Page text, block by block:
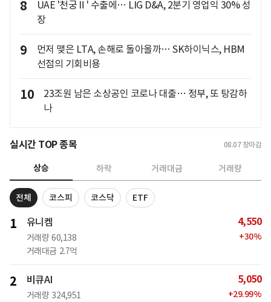
8
UAE '천궁Ⅱ' 수출에… LIG D&A, 2분기 영업익 30% 성
장
9
먼저 맺은 LTA, 손해로 돌아올까… SK하이닉스, HBM
선점의 기회비용
10
23조원 남은 소상공인 코로나 대출… 정부, 또 탕감하
나
실시간 TOP 종목 08.07 장마감
상승 하락 거래대금 거래량
전체 코스피 코스닥 ETF
1 유니켐
거래량 60,138
거래대금 2.7억
4,550
+30%
2 비큐AI
거래량 324,951
5,050
+29.99%